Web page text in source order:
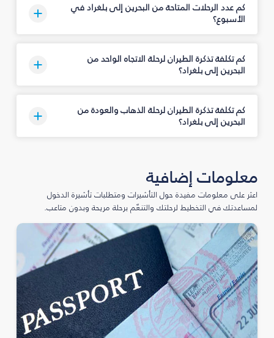
كم عدد الرحلات المتاحة من البحرين إلى بلغراد في
الأسبوع؟
كم تكلفة تذكرة الطيران لرحلة الاتجاه الواحد من
البحرين إلى بلغراد؟
كم تكلفة تذكرة الطيران لرحلة الذهاب والعودة من
البحرين إلى بلغراد؟
معلومات إضافية
اعثر على معلومات مفيدة حول التأشيرات ومتطلبات تأشيرة الدخول
لمساعدتك في التخطيط لرحلتك والتنعّم برحلة مريحة وبدون متاعب.